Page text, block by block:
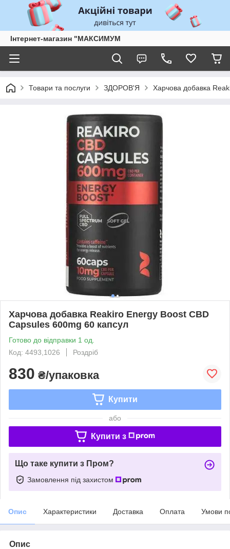
Інтернет-магазин "МАКСИМУМ
Товари та послуги ЗДОРОВ'Я Харчова добавка
Харчова добавка Reakiro Energy Boost CBD
Capsules 600mg 60 капсул
Готово до відправки 1 од.
Код: 4493,1026
Роздріб
830 ₴/упаковка
Купити
або
Купити з
Що таке купити з Пром?
Замовлення під захистом
Опис Характеристики Доставка Оплата Умови
Опис